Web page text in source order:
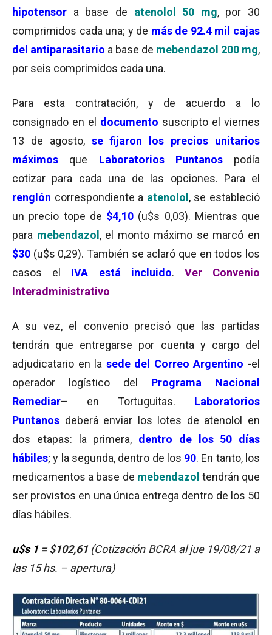
hipotensor a base de atenolol 50 mg, por 30
comprimidos cada una; y de más de 92.4 mil cajas
del antiparasitario a base de mebendazol 200 mg,
por seis comprimidos cada una.
Para esta contratación, y de acuerdo a lo
consignado en el documento suscripto el viernes
13 de agosto, se fijaron los precios unitarios
máximos que Laboratorios Puntanospodía
cotizar para cada una de las opciones. Para el
renglón correspondiente a atenolol , se estableció
un precio tope de $4,10 (u$s 0,03). Mientras que
para mebendazol , el monto máximo se marcó en
$30 (u$s 0,29). También se aclaró que en todos los
casos el IVA está incluido. Ver Convenio
Interadministrativo
A su vez, el convenio precisó que las partidas
tendrán que entregarse por cuenta y cargo del
adjudicatario en la sede del Correo Argentino -el
operador logístico del Programa Nacional
Remediar– en Tortuguitas. Laboratorios
Puntanos deberá enviar los lotes de atenolol en
dos etapas: la primera, dentro de los 50 días
hábiles; y la segunda, dentro de los 90. En tanto, los
medicamentos a base de mebendazol tendrán que
ser provistos en una única entrega dentro de los 50
días hábiles.
u$s 1 = $102,61(Cotización BCRA al jue 19/08/21 a
las 15 hs. – apertura)